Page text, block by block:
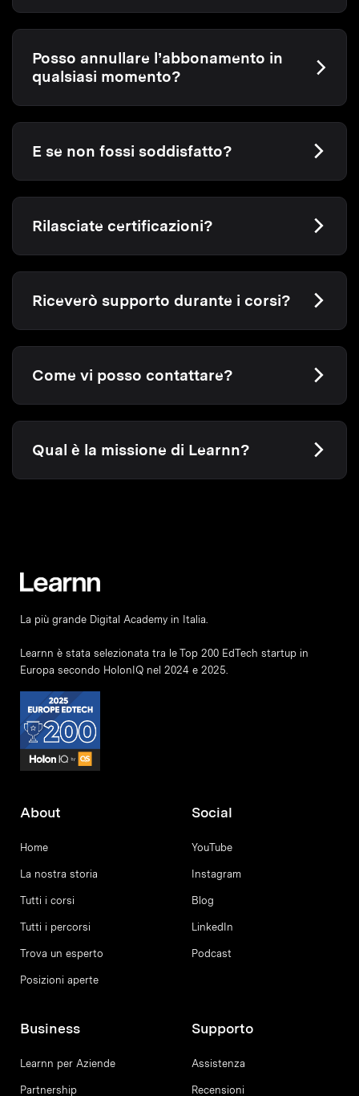
Posso annullare l’abbonamento in
qualsiasi momento?
E se non fossi soddisfatto?
Rilasciate certificazioni?
Riceverò supporto durante i corsi?
Come vi posso contattare?
Qual è la missione di Learnn?
La più grande Digital Academy in Italia.
Learnn è stata selezionata tra le Top 200 EdTech startup in
Europa secondo HolonIQ nel 2024 e 2025.
About
Home
La nostra storia
Tutti i corsi
Tutti i percorsi
Trova un esperto
Posizioni aperte
Social
YouTube
Instagram
Blog
LinkedIn
Podcast
Business
Learnn per Aziende
Partnership
Supporto
Assistenza
Recensioni